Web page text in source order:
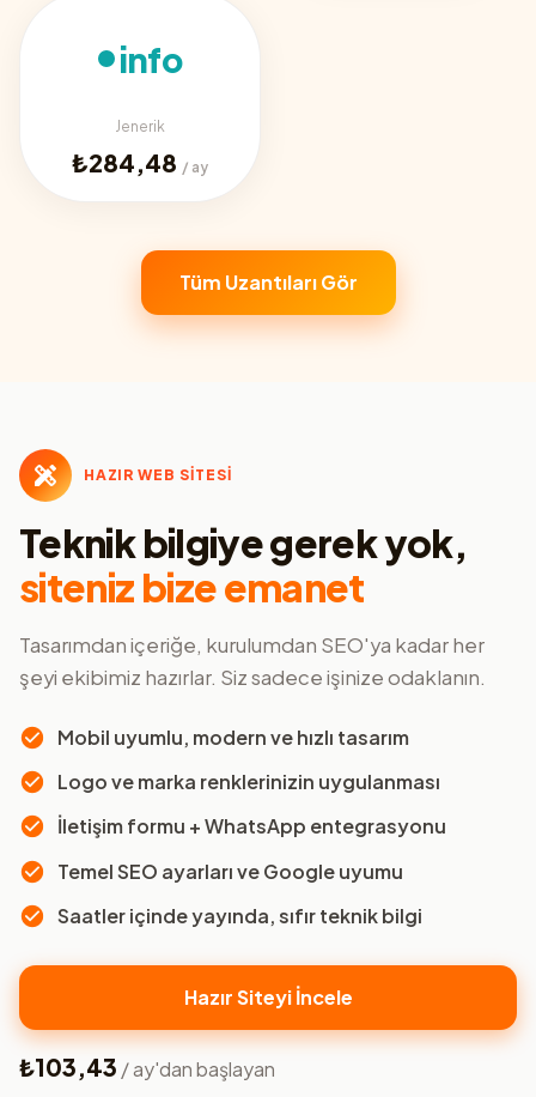
info
Jenerik
₺284,48 / ay
Tüm Uzantıları Gör
HAZIR WEB SİTESİ
Teknik bilgiye gerek yok,
siteniz bize emanet
Tasarımdan içeriğe, kurulumdan SEO'ya kadar her
şeyi ekibimiz hazırlar. Siz sadece işinize odaklanın.
Mobil uyumlu, modern ve hızlı tasarım
Logo ve marka renklerinizin uygulanması
İletişim formu + WhatsApp entegrasyonu
Temel SEO ayarları ve Google uyumu
Saatler içinde yayında, sıfır teknik bilgi
Hazır Siteyi İncele
₺103,43 / ay'dan başlayan